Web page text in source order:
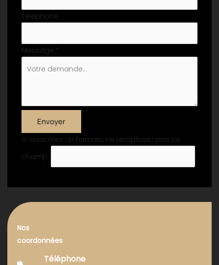
Téléphone
Message *
Envoyer
Si vous êtes un humain, ne remplissez pas ce
champ.
Nos
coordonnées
Téléphone